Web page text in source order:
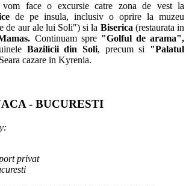
face o excursie catre zona de vest la
de pe insula, inclusiv o oprire la muzeu
de aur ale lui Soli") si la Biserica(restaurata in
Continuam spre "Golful de arama",
Bazilicii din Soli, precum si "Palatul
cazare in Kyrenia.
- BUCURESTI
privat